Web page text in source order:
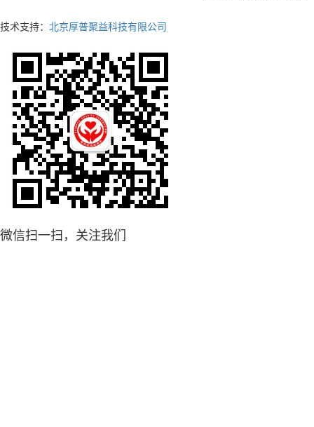
技术支持： 北京厚普聚益科技有限公司
微信扫一扫，关注我们